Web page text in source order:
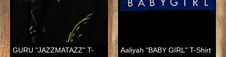
GURU "JAZZMATAZZ" T-
Aaliyah "BABY GIRL" T-Shirt